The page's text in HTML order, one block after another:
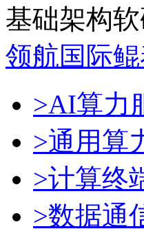
基础架构
领航国际
>AI算力
>通用算
>计算终
>数据通